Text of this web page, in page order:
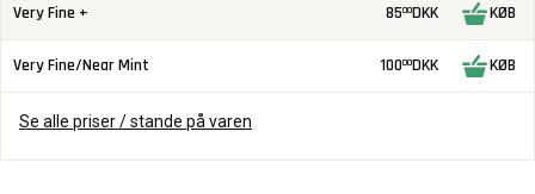
Very Fine + 8500DKK KØB
Very Fine/Near Mint 10000DKK KØB
Se alle priser / stande på varen